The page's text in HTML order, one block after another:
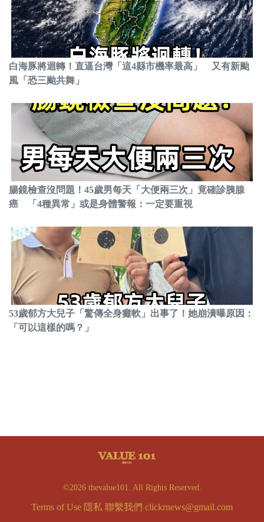
白海豚將迴轉！直逼台灣「這4縣市機率最高」 又有新颱
風「恐三颱共舞」
腸鏡檢查沒問題！45歲男每天「大便兩三次」竟確診胰腺
癌 「4種異常」或是身體警報：一定要重視
53歲郁方大兒子「驚傳全身癱軟」出事了！她崩潰曝原因：
「可以這樣的嗎？」
©2026 thevalue101. All Rights Reserved.
Terms of Use 隱私 聯繫我們 clickrnews@gmail.com